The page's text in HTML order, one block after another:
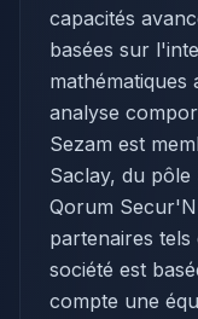
capacités
basées sur
mathématiques
analyse
Sezam est
Saclay, du pôle
Qorum
partenaires
société est
compte une